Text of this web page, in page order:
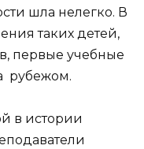
шла нелегко. В
таких детей,
первые учебные
рубежом.
в истории